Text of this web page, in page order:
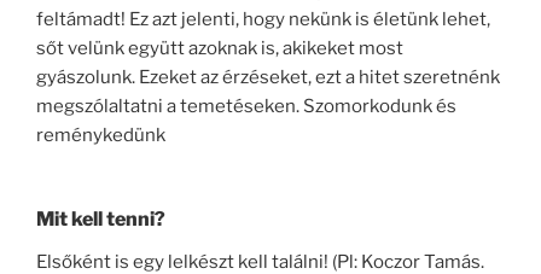
feltámadt! Ez azt jelenti, hogy nekünk is életünk lehet,
sőt velünk együtt azoknak is, akikeket most
gyászolunk. Ezeket az érzéseket, ezt a hitet szeretnénk
megszólaltatni a temetéseken. Szomorkodunk és
reménykedünk
Mit kell tenni?
Elsőként is egy lelkészt kell találni! (Pl: Koczor Tamás.